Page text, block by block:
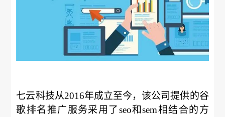
七云科技从2016年成立至今，该公司提供的谷
歌排名推广服务采用了seo和sem相结合的方